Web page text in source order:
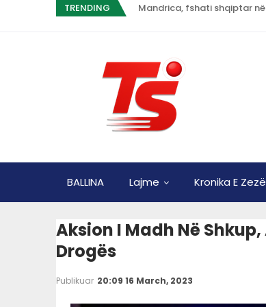
TRENDING Mandrica, fshati shqiptar
BALLINA Lajme Kronika E Zezë
Aksion I Madh Në
Drogës
Publikuar 20:09 16 March, 2023